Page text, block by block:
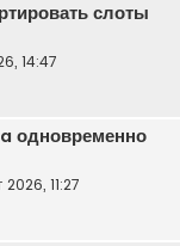
слоты
14:47
одновременно
2026, 11:27